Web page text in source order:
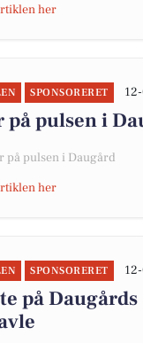
her
SPONSORERET
på pulsen i
på pulsen i Daugård
her
SPONSORERET
på Daugårds